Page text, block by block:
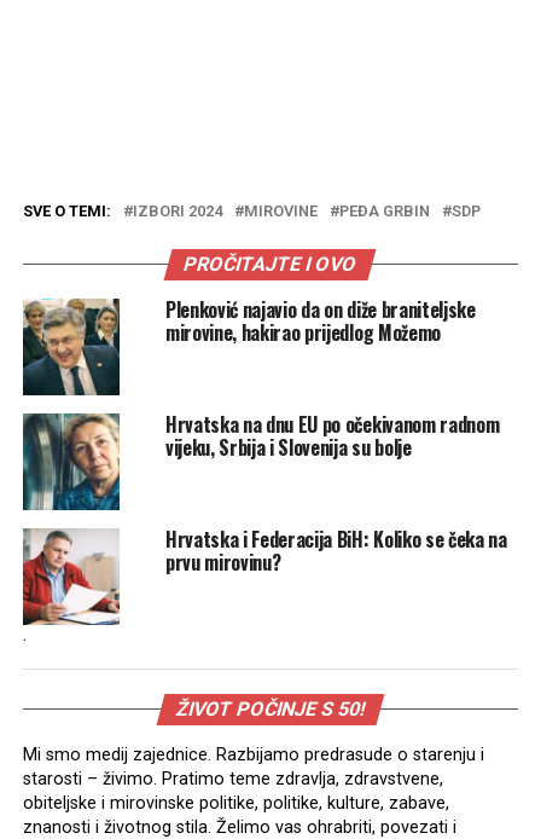
SVE O TEMI: IZBORI 2024 MIROVINE PEĐA GRBIN SDP
PROČITAJTE I OVO
Plenković najavio da on diže braniteljske
mirovine, hakirao prijedlog Možemo
Hrvatska na dnu EU po očekivanom radnom
vijeku, Srbija i Slovenija su bolje
Hrvatska i Federacija BiH: Koliko se čeka na
prvu mirovinu?
.
ŽIVOT POČINJE S 50!
Mi smo medij zajednice. Razbijamo predrasude o starenju i
starosti – živimo. Pratimo teme zdravlja, zdravstvene,
obiteljske i mirovinske politike, politike, kulture, zabave,
znanosti i životnog stila. Želimo vas ohrabriti, povezati i